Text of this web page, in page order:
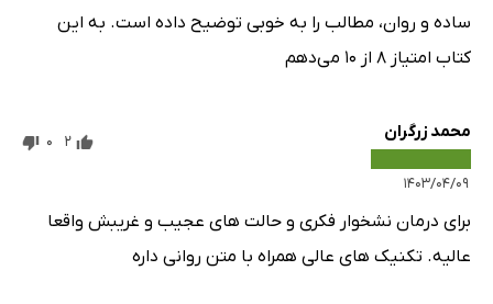
ساده و روان، مطالب را به خوبی توضیح داده است. به این
کتاب امتیاز ۸ از ۱۰ می‌دهم
محمد زرگران
۱۴۰۳/۰۴/۰۹
2
0
برای درمان نشخوار فکری و حالت های عجیب و غریبش واقعا
عالیه. تکنیک های عالی همراه با متن روانی داره